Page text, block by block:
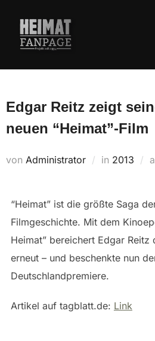
Inhalt
springen
Edgar Reitz zeigt
neuen “Heimat”-Film
von Administrator in 2013
“Heimat” ist die größte Saga
Filmgeschichte. Mit dem
Heimat” bereichert Edgar Reitz
erneut – und beschenkte nun
Deutschlandpremiere.
Artikel auf tagblatt.de: Link